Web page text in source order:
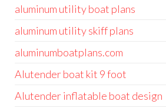
aluminum utility boat plans
aluminum utility skiff plans
aluminumboatplans.com
Alutender boat kit 9 foot
Alutender inflatable boat design